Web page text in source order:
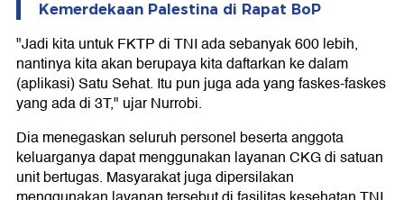
Kemerdekaan Palestina di Rapat BoP
"Jadi kita untuk FKTP di TNI ada sebanyak 600 lebih,
nantinya kita akan berupaya kita daftarkan ke dalam
(aplikasi) Satu Sehat. Itu pun juga ada yang faskes-faskes
yang ada di 3T," ujar Nurrobi.
Dia menegaskan seluruh personel beserta anggota
keluarganya dapat menggunakan layanan CKG di satuan
unit bertugas. Masyarakat juga dipersilakan